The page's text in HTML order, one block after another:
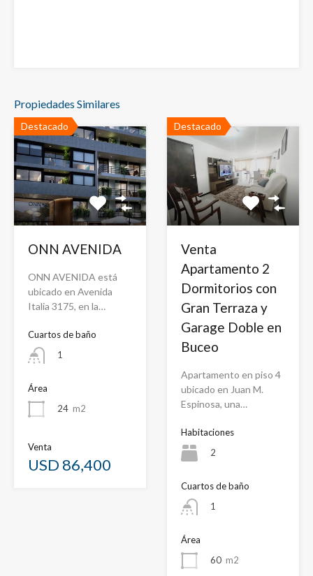
Propiedades Similares
Destacado
ONN AVENIDA
ONN AVENIDA está
ubicado en Avenida
Italia 3175, en la…
Cuartos de baño
1
Área
24 m2
Venta
USD 86,400
Destacado
Venta
Apartamento 2
Dormitorios con
Gran Terraza y
Garage Doble en
Buceo
Apartamento en piso 4
ubicado en Juan M.
Espinosa, una…
Habitaciones
2
Cuartos de baño
1
Área
60 m2